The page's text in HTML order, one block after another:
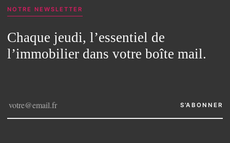
NOTRE NEWSLETTER
Chaque jeudi, l’essentiel de
l’immobilier dans votre boîte mail.
S’ABONNER